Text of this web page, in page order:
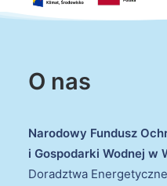
O nas
Narodowy Fundusz
i Gospodarki Wodnej w
Doradztwa